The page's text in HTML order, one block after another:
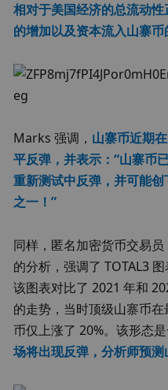
相对于美国经济的总流动
的增加以及资本流入山寨币
Marks 强调， 山寨币近期
平反弹，并表示：“山寨币
重新测试中反弹，并可能
之一！”
同样，匿名加密货币交易
的分析，强调了 TOTAL3
该图表对比了 2021 年和
的走势，当时顶级山寨币
币仅上涨了 20%。该形态
场将出现反弹，分析师预测